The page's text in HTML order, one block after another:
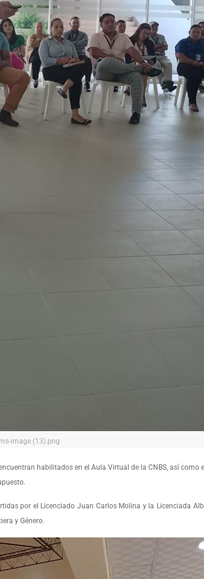
image (13).png
habilitados en el Aula Virtual de la CNBS, así como
por el Licenciado Juan Carlos Molina y la Licenciada
y Género.